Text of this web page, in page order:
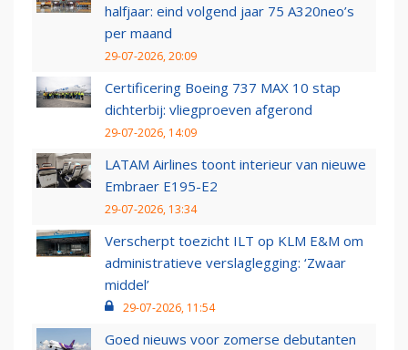
halfjaar: eind volgend jaar 75 A320neo’s
per maand
29-07-2026, 20:09
Certificering Boeing 737 MAX 10 stap
dichterbij: vliegproeven afgerond
29-07-2026, 14:09
LATAM Airlines toont interieur van nieuwe
Embraer E195-E2
29-07-2026, 13:34
Verscherpt toezicht ILT op KLM E&M om
administratieve verslaglegging: ‘Zwaar
middel’
29-07-2026, 11:54
Goed nieuws voor zomerse debutanten